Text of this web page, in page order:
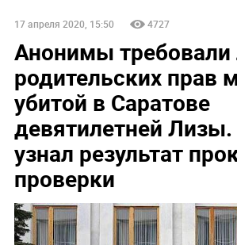
17 апреля 2020, 15:50 4727
Анонимы
родительских прав
убитой в Саратове
девятилетней
узнал результат
проверки